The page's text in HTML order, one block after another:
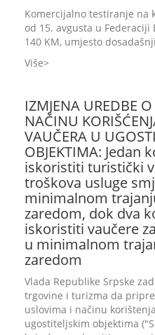
Komercijalno testiranje na
od 15. avgusta u Federaciji
140 KM, umjesto
Više
IZMJENA UREDBE
NAČINU
VAUČERA U
OBJEKTIMA: Jedan
iskoristiti turistički
troškova usluge
minimalnom
zaredom, dok dva
iskoristiti vaučere
u minimalnom
zaredom
Vlada Republike Srpske
trgovine i turizma da
uslovima i načinu
ugostiteljskim objektima